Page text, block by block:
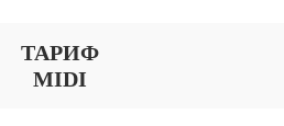
ТАРИФ
MIDI